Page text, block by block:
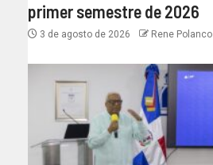
primer semestre de 2026
3 de agosto de 2026 Rene Polanco